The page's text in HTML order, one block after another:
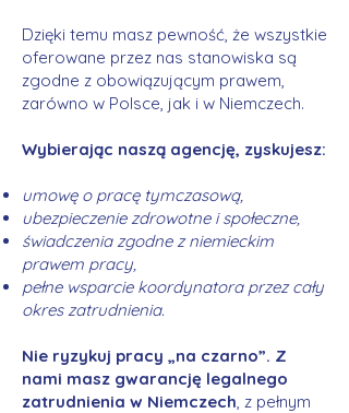
Dzięki temu masz pewność, że wszystkie
oferowane przez nas stanowiska są
zgodne z obowiązującym prawem,
zarówno w Polsce, jak i w Niemczech.
Wybierając naszą agencję, zyskujesz:
umowę o pracę tymczasową,
ubezpieczenie zdrowotne i społeczne,
świadczenia zgodne z niemieckim
prawem pracy,
pełne wsparcie koordynatora przez cały
okres zatrudnienia.
Nie ryzykuj pracy „na czarno”. Z
nami masz gwarancję legalnego
zatrudnienia w Niemczech, z pełnym